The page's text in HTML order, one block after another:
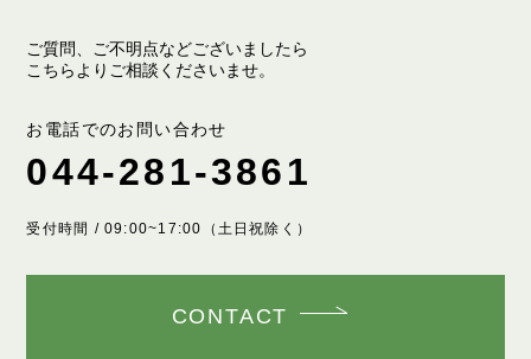
ご質問、ご不明点などございましたら
こちらよりご相談くださいませ。
お電話でのお問い合わせ
044-281-3861
受付時間 / 09:00~17:00（土日祝除く）
CONTACT